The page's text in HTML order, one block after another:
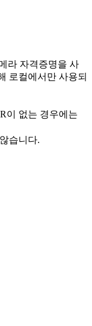
라 자격증명을 사
로컬에서만 사용되
이 없는 경우에는
습니다.